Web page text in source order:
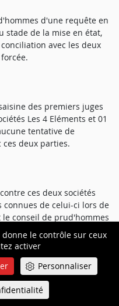
le contrôle sur ceux
activer
Personnaliser
d'une requête en
stade de la mise en état,
avec les deux
des premiers juges
Les 4 Eléments et 01
tentative de
ces deux parties.
ces deux sociétés
de celui-ci lors de
conseil de prud'hommes
établi lui-même des
Les 4 éléments et 01